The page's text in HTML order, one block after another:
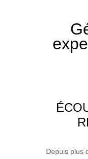
Depuis plus